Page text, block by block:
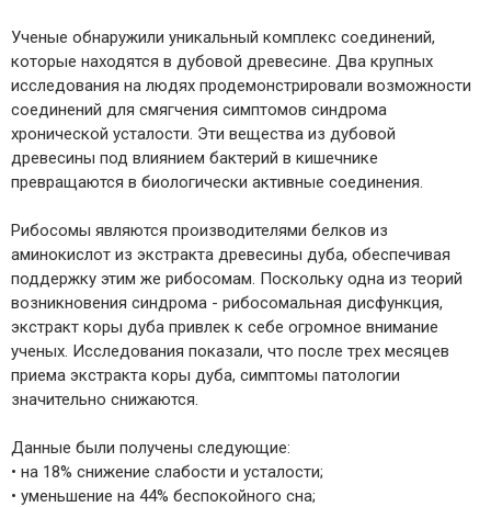
Ученые обнаружили уникальный комплекс соединений,
которые находятся в дубовой древесине. Два крупных
исследования на людях продемонстрировали возможности
соединений для смягчения симптомов синдрома
хронической усталости. Эти вещества из дубовой
древесины под влиянием бактерий в кишечнике
превращаются в биологически активные соединения.
Рибосомы являются производителями белков из
аминокислот из экстракта древесины дуба, обеспечивая
поддержку этим же рибосомам. Поскольку одна из теорий
возникновения синдрома - рибосомальная дисфункция,
экстракт коры дуба привлек к себе огромное внимание
ученых. Исследования показали, что после трех месяцев
приема экстракта коры дуба, симптомы патологии
значительно снижаются.
Данные были получены следующие:
• на 18% снижение слабости и усталости;
• уменьшение на 44% беспокойного сна;